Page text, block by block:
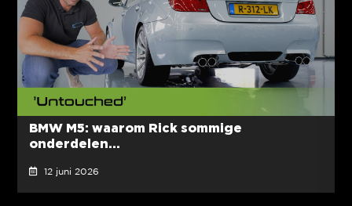
BMW M5: waarom Rick sommige
onderdelen...
12 juni 2026